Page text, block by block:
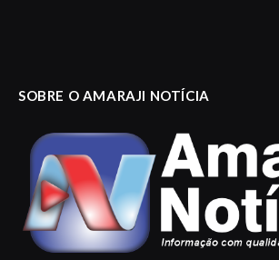
SOBRE O AMARAJI NOTÍCIA